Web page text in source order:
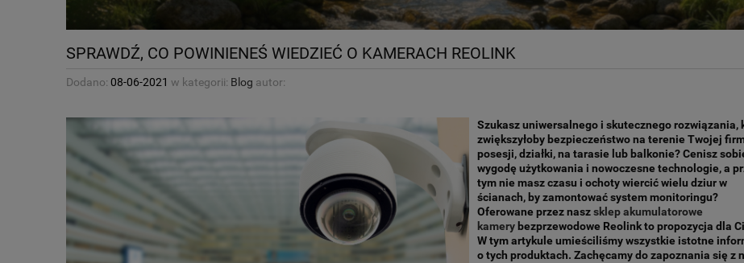
SPRAWDŹ, CO POWINIENEŚ WIEDZIEĆ O KAMERACH REOLINK
Dodano: 08-06-2021 w kategorii: Blog autor:
Szukasz uniwersalnego i skutecznego rozwiązania,
zwiększyłoby bezpieczeństwo na terenie Twojej
posesji, działki, na tarasie lub balkonie? Cenisz
wygodę użytkowania i nowoczesne technologie, a
tym nie masz czasu i ochoty wiercić wielu dziur w
ścianach, by zamontować system monitoringu?
Oferowane przez naszsklep akumulatorowe
kamery bezprzewodowe Reolink to propozycja dla
W tym artykule umieściliśmy wszystkie istotne
o tych produktach. Zachęcamy do zapoznania się z